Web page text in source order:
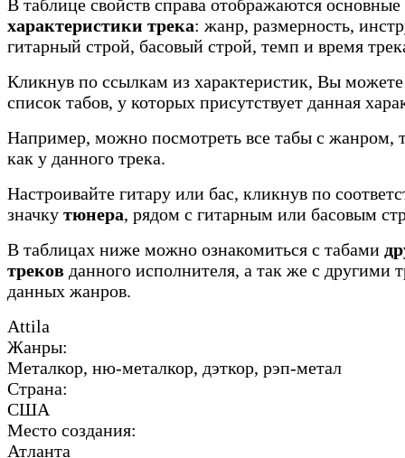
В таблице свойств справа отображаются основные
характеристики трека: жанр, размерность,
гитарный строй, басовый строй, темп и время
Кликнув по ссылкам из характеристик, Вы
список табов, у которых присутствует данная
Например, можно посмотреть все табы с жанром,
как у данного трека.
Настроивайте гитару или бас, кликнув по
значку тюнера, рядом с гитарным или басовым
В таблицах ниже можно ознакомиться с табами
треков данного исполнителя, а так же с другими
данных жанров.
Attila
Жанры:
Металкор, ню-металкор, дэткор, рэп-метал
Страна:
США
Место создания:
Атланта